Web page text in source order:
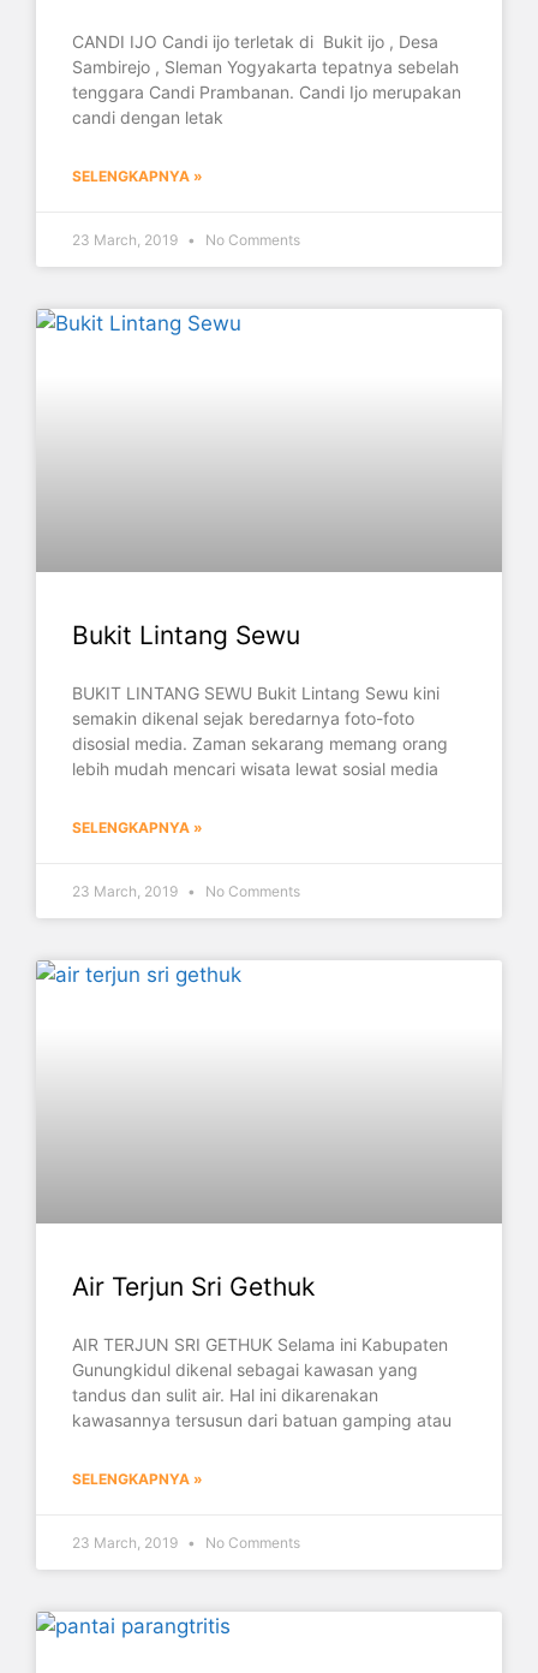
CANDI IJO Candi ijo terletak di Bukit ijo , Desa
Sambirejo , Sleman Yogyakarta tepatnya sebelah
tenggara Candi Prambanan. Candi Ijo merupakan
candi dengan letak
SELENGKAPNYA »
23 March, 2019 No Comments
Bukit Lintang Sewu
BUKIT LINTANG SEWU Bukit Lintang Sewu kini
semakin dikenal sejak beredarnya foto-foto
disosial media. Zaman sekarang memang orang
lebih mudah mencari wisata lewat sosial media
SELENGKAPNYA »
23 March, 2019 No Comments
Air Terjun Sri Gethuk
AIR TERJUN SRI GETHUK Selama ini Kabupaten
Gunungkidul dikenal sebagai kawasan yang
tandus dan sulit air. Hal ini dikarenakan
kawasannya tersusun dari batuan gamping atau
SELENGKAPNYA »
23 March, 2019 No Comments